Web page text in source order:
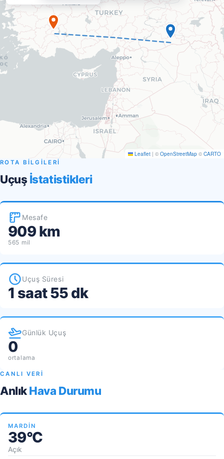
Leaflet | © OpenStreetMap © CARTO
ROTA BİLGİLERİ
Uçuş İstatistikleri
Mesafe
909 km
565 mil
Uçuş Süresi
1 saat 55 dk
Günlük Uçuş
0
ortalama
CANLI VERİ
AnlıkHava Durumu
MARDIN
39°C
Açık